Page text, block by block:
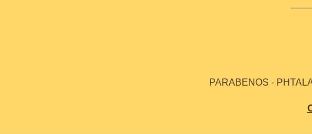
PARABENOS -